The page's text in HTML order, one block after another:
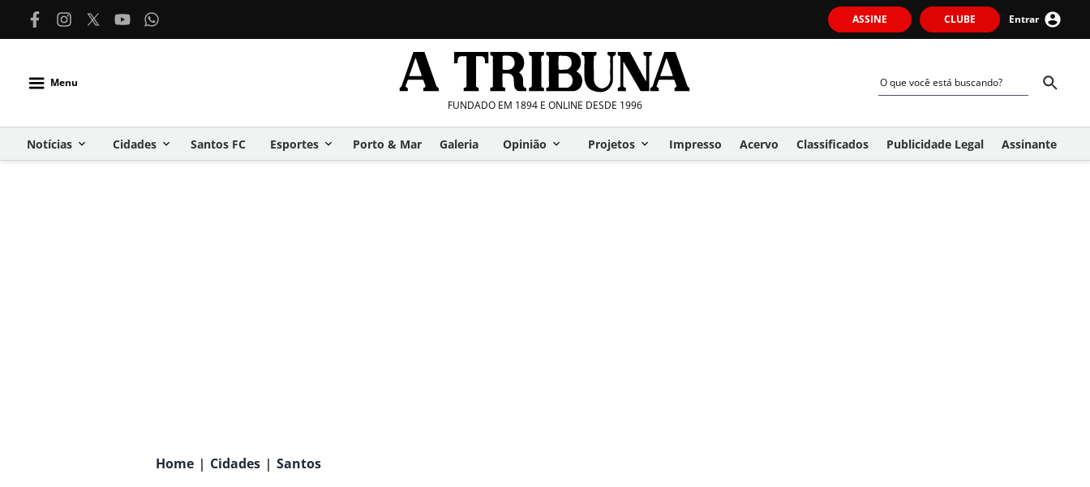
ASSINE CLUBE Entrar
Menu
FUNDADO EM 1894 E ONLINE DESDE 1996
Notícias Cidades Santos FC Esportes Porto & Mar Galeria Opinião Projetos Impresso Acervo Classificados Publicidade Legal Assinante
Home | Cidades | Santos